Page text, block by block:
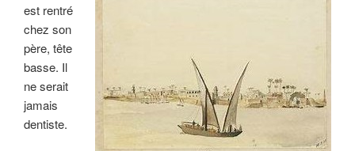
est rentré
chez son
père, tête
basse. Il
ne serait
jamais
dentiste.